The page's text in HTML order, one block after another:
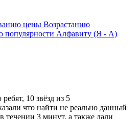
цены Возрастанию
Алфавиту (Я - А)
10 звёзд из 5
что найти не реально данный
течении 3 минут, а также дали